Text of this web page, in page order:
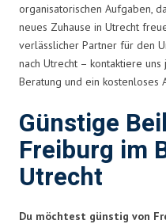
organisatorischen Aufgaben,
neues Zuhause in Utrecht
verlässlicher Partner für den
nach Utrecht – kontaktiere
Beratung und ein kostenloses
Günstige
Freiburg im
Utrecht
Du möchtest günstig von